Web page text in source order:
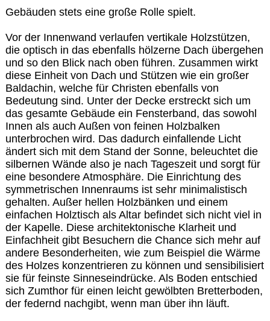
Gebäuden stets eine große Rolle spielt.
Vor der Innenwand verlaufen vertikale Holzstützen,
die optisch in das ebenfalls hölzerne Dach übergehen
und so den Blick nach oben führen. Zusammen wirkt
diese Einheit von Dach und Stützen wie ein großer
Baldachin, welche für Christen ebenfalls von
Bedeutung sind. Unter der Decke erstreckt sich um
das gesamte Gebäude ein Fensterband, das sowohl
Innen als auch Außen von feinen Holzbalken
unterbrochen wird. Das dadurch einfallende Licht
ändert sich mit dem Stand der Sonne, beleuchtet die
silbernen Wände also je nach Tageszeit und sorgt für
eine besondere Atmosphäre. Die Einrichtung des
symmetrischen Innenraums ist sehr minimalistisch
gehalten. Außer hellen Holzbänken und einem
einfachen Holztisch als Altar befindet sich nicht viel in
der Kapelle. Diese architektonische Klarheit und
Einfachheit gibt Besuchern die Chance sich mehr auf
andere Besonderheiten, wie zum Beispiel die Wärme
des Holzes konzentrieren zu können und sensibilisiert
sie für feinste Sinneseindrücke. Als Boden entschied
sich Zumthor für einen leicht gewölbten Bretterboden,
der federnd nachgibt, wenn man über ihn läuft.